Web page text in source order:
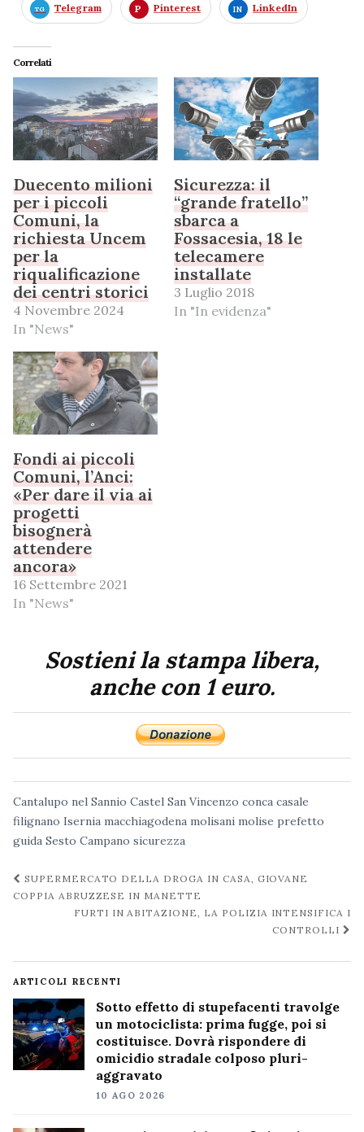
Telegram Pinterest LinkedIn
Correlati
Duecento milioni
per i piccoli
Comuni, la
richiesta Uncem
per la
riqualificazione
dei centri storici
4 Novembre 2024
In "News"
Sicurezza: il
“grande fratello”
sbarca a
Fossacesia, 18 le
telecamere
installate
3 Luglio 2018
In "In evidenza"
Fondi ai piccoli
Comuni, l’Anci:
«Per dare il via ai
progetti
bisognerà
attendere
ancora»
16 Settembre 2021
In "News"
Sostieni la stampa libera,
anche con 1 euro.
Cantalupo nel Sannio Castel San Vincenzo conca casale
filignano Isernia macchiagodena molisani molise prefetto
guida Sesto Campano sicurezza
Navigazione
post
SUPERMERCATO DELLA DROGA IN CASA, GIOVANE
COPPIA ABRUZZESE IN MANETTE
FURTI IN ABITAZIONE, LA POLIZIA INTENSIFICA I
CONTROLLI
ARTICOLI RECENTI
Sotto effetto di stupefacenti travolge
un motociclista: prima fugge, poi si
costituisce. Dovrà rispondere di
omicidio stradale colposo pluri-
aggravato
10 AGO 2026